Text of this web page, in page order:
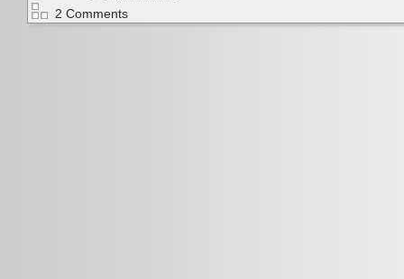
2 Comments